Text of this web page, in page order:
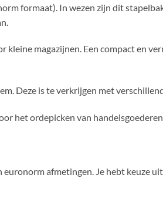
formaat). In wezen zijn dit
kleine magazijnen. Een compact en
Deze is te verkrijgen met
het ordepicken van
afmetingen. Je hebt keuze